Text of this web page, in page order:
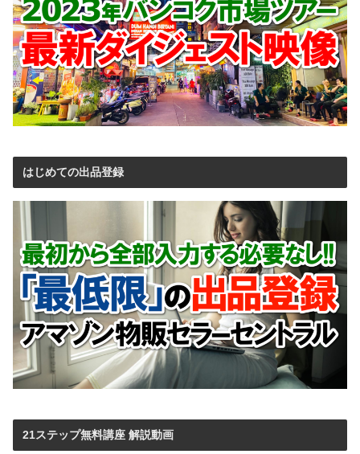
はじめての出品登録
21ステップ無料講座 解説動画